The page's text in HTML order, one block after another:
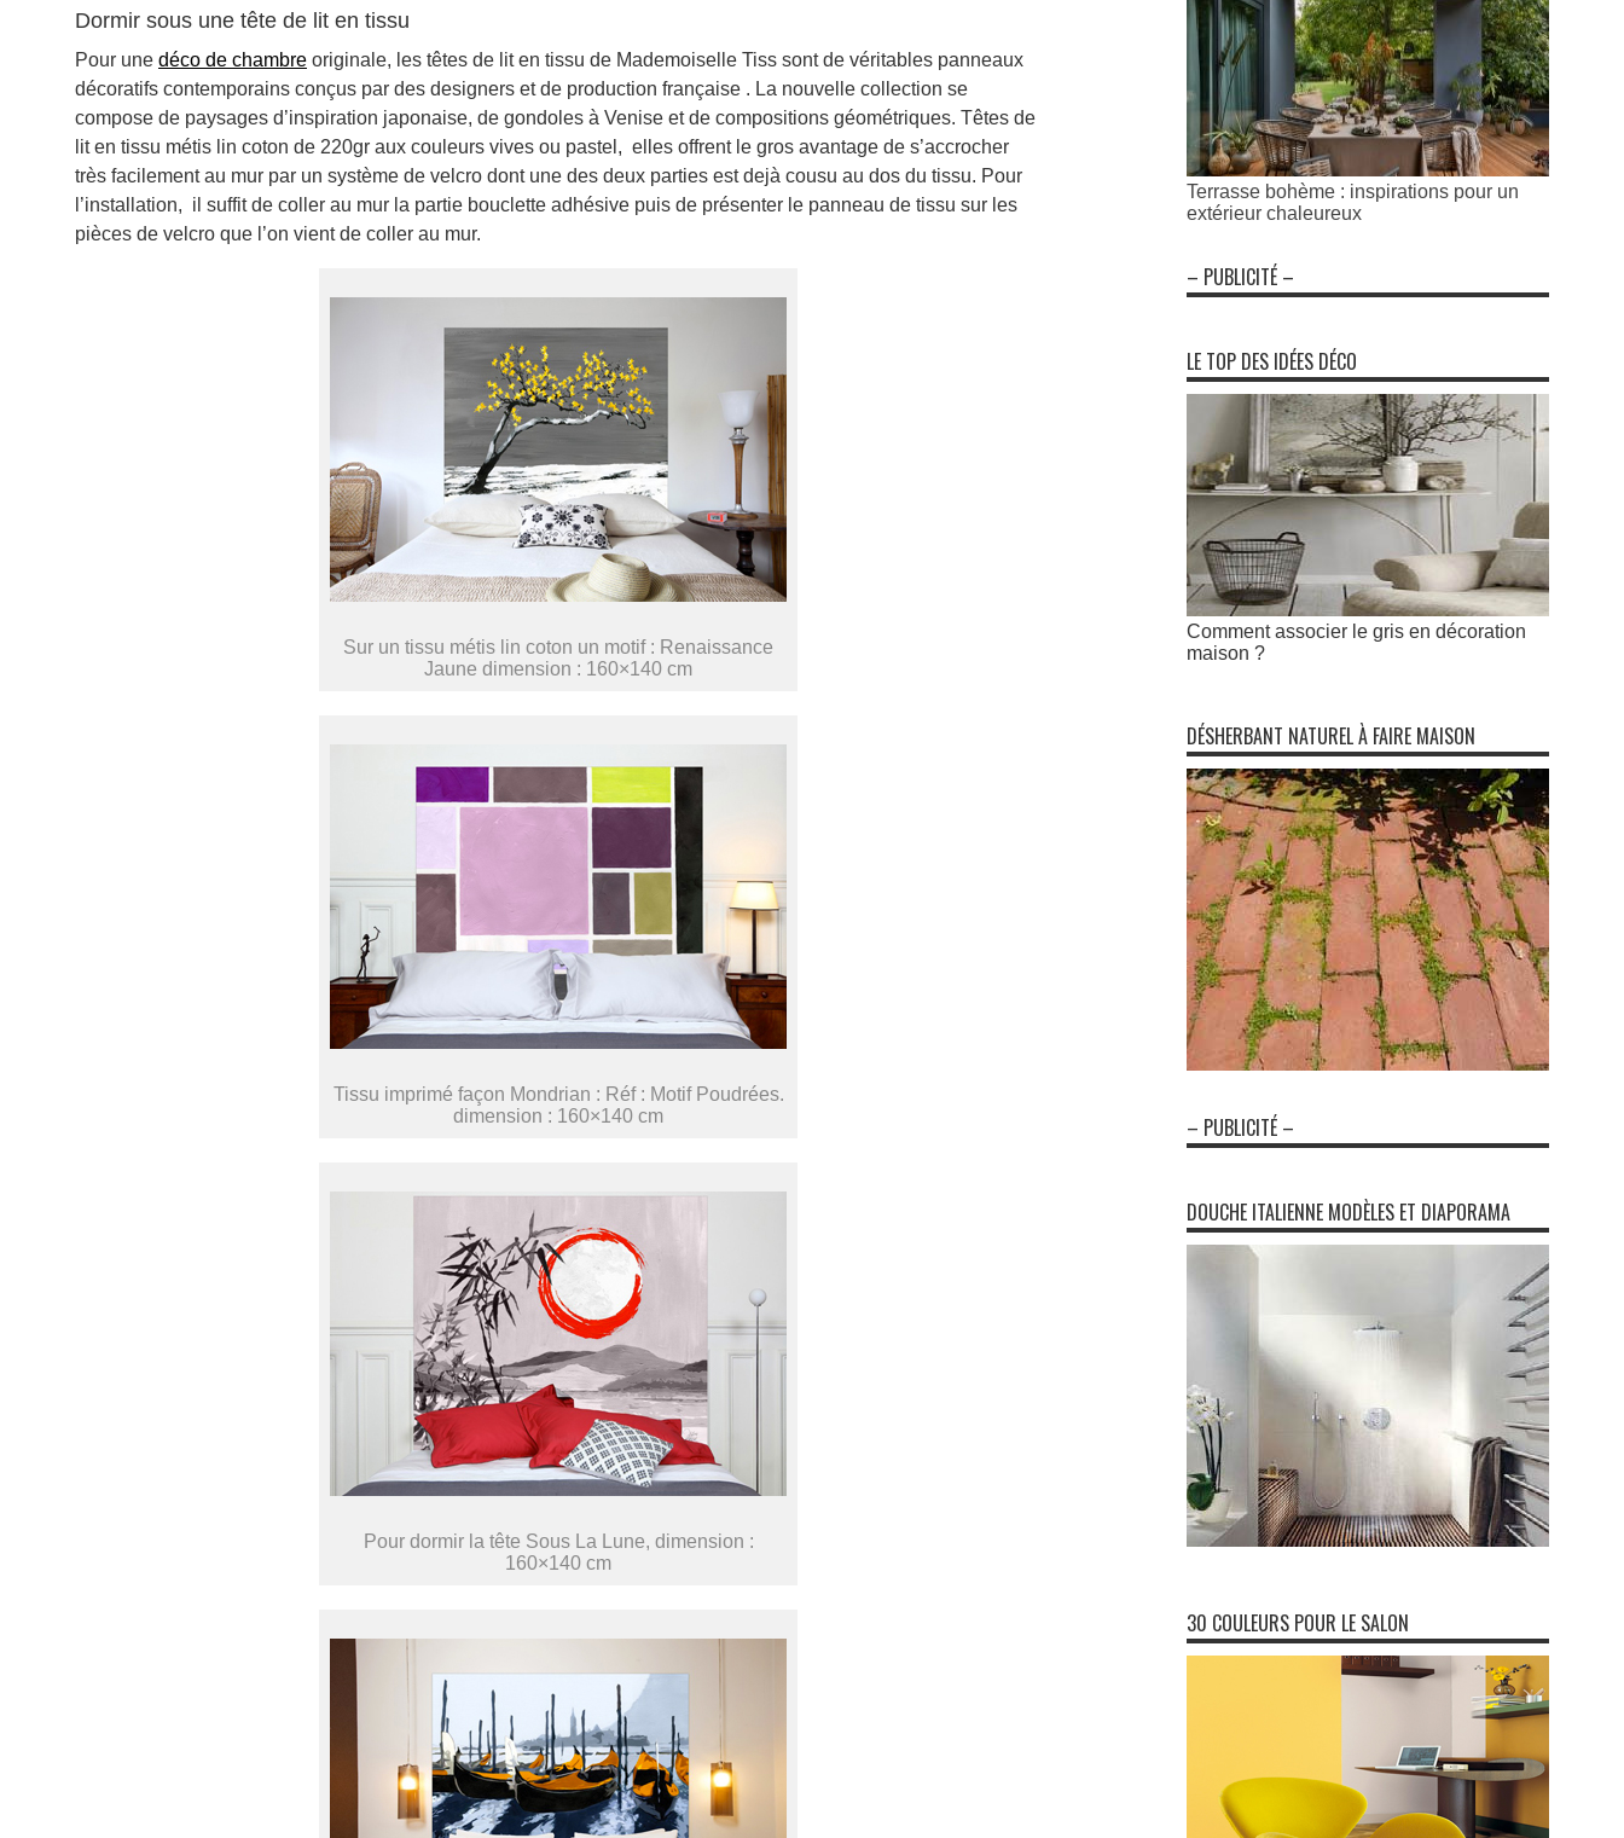
Dormir sous une tête de lit en tissu
Pour une déco de chambre originale, les têtes de lit en tissu de Mademoiselle Tiss sont de véritables panneaux
décoratifs contemporains conçus par des designers et de production française . La nouvelle collection se
compose de paysages d’inspiration japonaise, de gondoles à Venise et de compositions géométriques. Têtes de
lit en tissu métis lin coton de 220gr aux couleurs vives ou pastel, elles offrent le gros avantage de s’accrocher
très facilement au mur par un système de velcro dont une des deux parties est dejà cousu au dos du tissu. Pour
l’installation, il suffit de coller au mur la partie bouclette adhésive puis de présenter le panneau de tissu sur les
pièces de velcro que l’on vient de coller au mur.
Sur un tissu métis lin coton un motif : Renaissance
Jaune dimension : 160×140 cm
Tissu imprimé façon Mondrian : Réf : Motif Poudrées.
dimension : 160×140 cm
Pour dormir la tête Sous La Lune, dimension :
160×140 cm
Terrasse bohème : inspirations pour un
extérieur chaleureux
– PUBLICITÉ –
LE TOP DES IDÉES DÉCO
Comment associer le gris en décoration
maison ?
DÉSHERBANT NATUREL À FAIRE MAISON
– PUBLICITÉ –
DOUCHE ITALIENNE MODÈLES ET DIAPORAMA
30 COULEURS POUR LE SALON